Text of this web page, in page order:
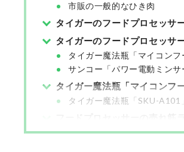
市販の一般的なひき肉
タイガーのフードプロセッサ
タイガーのフードプロセッサ
タイガー魔法瓶「マイコンフ
サンコー「パワー電動ミンサ
タイガー魔法瓶「マイコンフ
タイガー魔法瓶「SKU-A101」